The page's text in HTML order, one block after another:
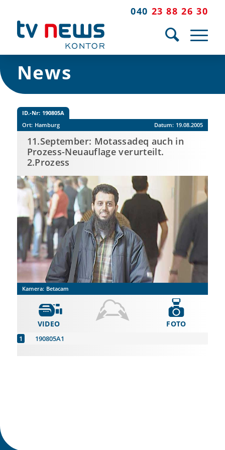
040 23 88 26 30
News
ID.-Nr: 190805A
Ort: Hamburg Datum: 19.08.2005
11.September: Motassadeq auch in
Prozess-Neuauflage verurteilt.
2.Prozess
Kamera: Betacam
VIDEO
190805A1
FOTO